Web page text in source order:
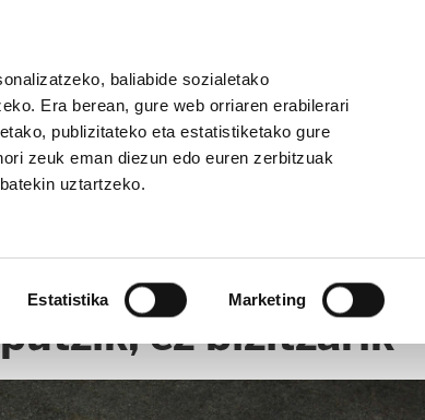
baliabide sozialetako
Era berean, gure web orriaren erabilerari
publizitateko eta estatistiketako gure
zeuk eman diezun edo euren zerbitzuak
uztartzeko.
Estatistika Marketing
ez bizitzarik